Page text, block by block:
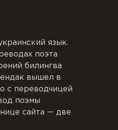
язык.
поэта
билингва
вышел в
с переводчицей
поэмы
сайта — две